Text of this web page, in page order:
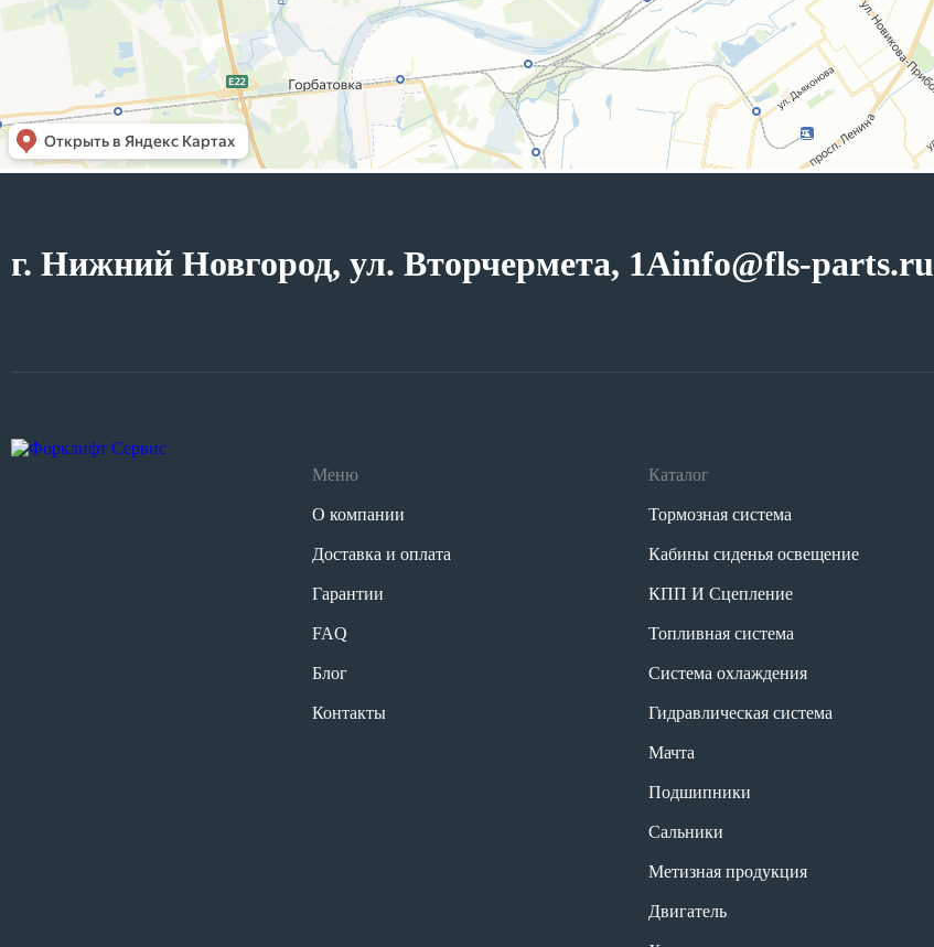
г. Нижний Новгород, ул. Вторчермета, 1Аinfo@fls-parts.ru
Меню
О компании
Доставка и оплата
Гарантии
FAQ
Блог
Контакты
Каталог
Тормозная система
Кабины сиденья освещение
КПП И Сцепление
Топливная система
Система охлаждения
Гидравлическая система
Мачта
Подшипники
Сальники
Метизная продукция
Двигатель